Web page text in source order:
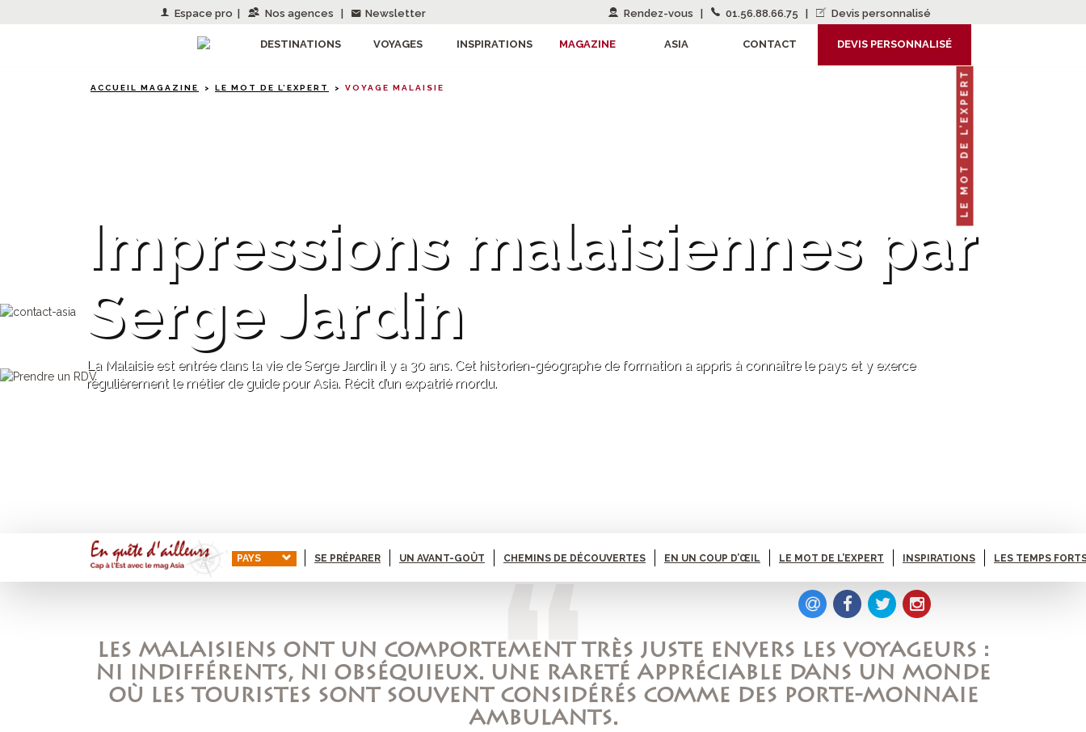
Espace pro Nos agences Newsletter Rendez-vous 01.56.88.66.75 Devis personnalisé
DESTINATIONS VOYAGES INSPIRATIONS MAGAZINE ASIA CONTACT DEVIS PERSONNALISÉ
ACCUEIL MAGAZINE LE MOT DE L’EXPERT VOYAGE MALAISIE LE MOT DE L’EXPERT
Impressions malaisiennes par
Serge Jardin
La Malaisie est entrée dans la vie de Serge Jardin il y a 30 ans. Cet historien-géographe de formation a appris à connaître le pays et y exerce
régulièrement le métier de guide pour Asia. Récit d’un expatrié mordu.
PAYS SE PRÉPARER UN AVANT-GOÛT CHEMINS DE DÉCOUVERTES EN UN COUP D’ŒIL LE MOT DE L’EXPERT INSPIRATIONS LES TEMPS
LES MALAISIENS ONT UN COMPORTEMENT TRÈS JUSTE ENVERS LES VOYAGEURS :
NI INDIFFÉRENTS, NI OBSÉQUIEUX. UNE RARETÉ APPRÉCIABLE DANS UN MONDE
OÙ LES TOURISTES SONT SOUVENT CONSIDÉRÉS COMME DES PORTE-MONNAIE
AMBULANTS.